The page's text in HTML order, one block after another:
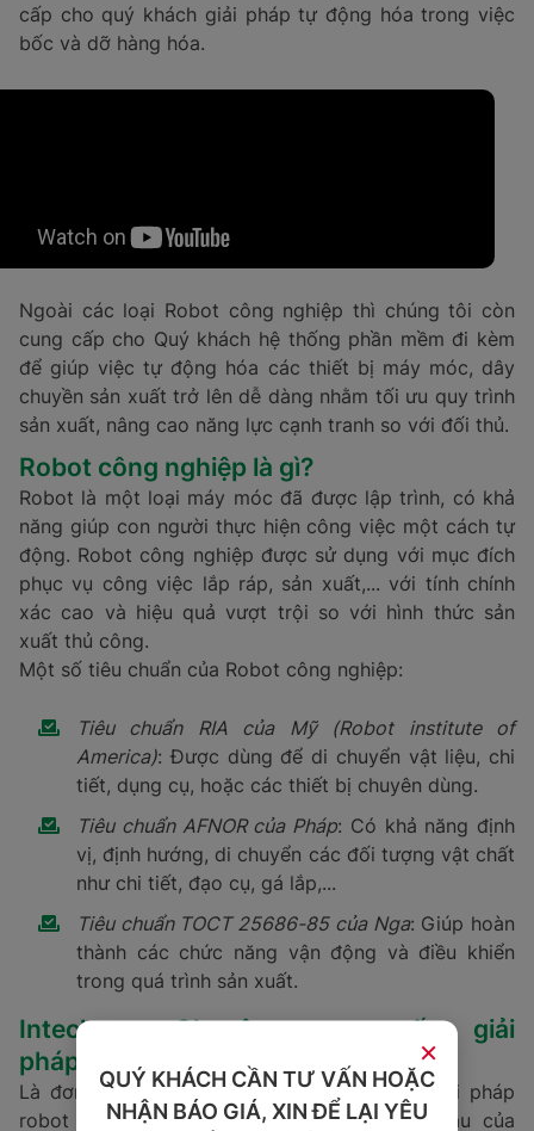
cấp cho quý khách giải pháp tự động hóa trong việc
bốc và dỡ hàng hóa.
Ngoài các loại Robot công nghiệp thì chúng tôi còn
cung cấp cho Quý khách hệ thống phần mềm đi kèm
để giúp việc tự động hóa các thiết bị máy móc, dây
chuyền sản xuất trở lên dễ dàng nhằm tối ưu quy trình
sản xuất, nâng cao năng lực cạnh tranh so với đối thủ.
Robot công nghiệp là gì?
Robot là một loại máy móc đã được lập trình, có khả
năng giúp con người thực hiện công việc một cách tự
động. Robot công nghiệp được sử dụng với mục đích
phục vụ công việc lắp ráp, sản xuất,... với tính chính
xác cao và hiệu quả vượt trội so với hình thức sản
xuất thủ công.
Một số tiêu chuẩn của Robot công nghiệp:
Tiêu chuẩn RIA của Mỹ (Robot institute of
America): Được dùng để di chuyển vật liệu, chi
tiết, dụng cụ, hoặc các thiết bị chuyên dùng.
Tiêu chuẩn AFNOR của Pháp: Có khả năng định
vị, định hướng, di chuyển các đối tượng vật chất
như chi tiết, đạo cụ, gá lắp,...
Tiêu chuẩn TOCT 25686-85 của Nga: Giúp hoàn
thành các chức năng vận động và điều khiển
trong quá trình sản xuất.
Intech - Chuyên cung cấp giải
pháp Robot công nghiệp
Là đơn vị chuyên sâu, chúng tôi có nhiều giải pháp
robot công nghiệp phù hợp với từng nhu cầu của
×
QUÝ KHÁCH CẦN TƯ VẤN HOẶC
NHẬN BÁO GIÁ, XIN ĐỂ LẠI YÊU